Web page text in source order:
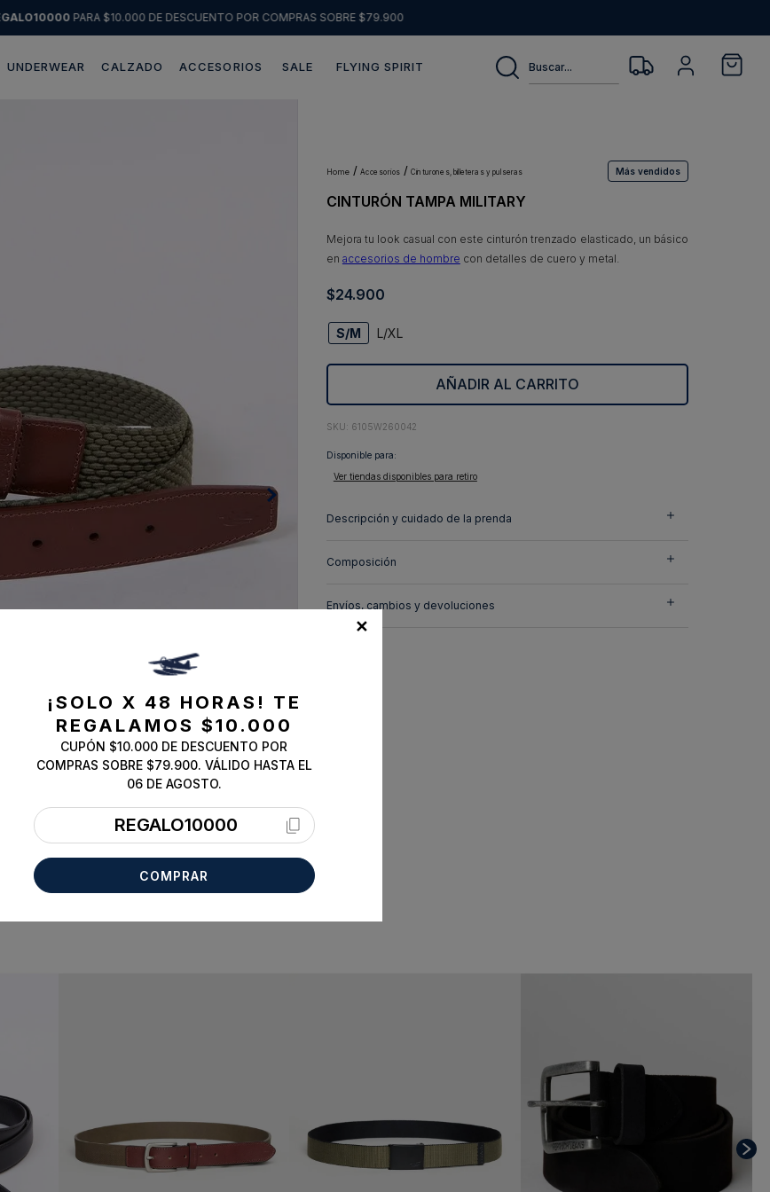
PARA $10.000 DE DESCUENTO POR COMPRAS SOBRE $79.900
UNDERWEAR CALZADO ACCESORIOS SALE FLYING SPIRIT
Buscar...
accesorios cinturones, billeteras y pulseras Más vendidos
CINTURÓN TAMPA MILITARY
Mejora tu look casual con este cinturón trenzado elasticado, un básico
en accesorios de hombre con detalles de cuero y metal.
$24.900
S/M L/XL
AÑADIR AL CARRITO
: 6105W260042
Disponible para:
Ver tiendas disponibles para retiro
Descripción y cuidado de la prenda
Composición
Envíos, cambios y devoluciones
✕
¡SOLO X 48 HORAS! TE
REGALAMOS $10.000
CUPÓN $10.000 DE DESCUENTO POR
COMPRAS SOBRE $79.900. VÁLIDO HASTA EL
06 DE AGOSTO.
REGALO10000
COMPRAR
9.
poleron
10. abrigo